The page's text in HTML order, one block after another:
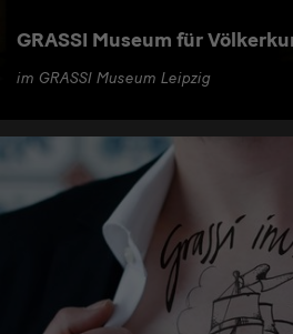
GRASSI Museum für
im GRASSI Museum Leipzig